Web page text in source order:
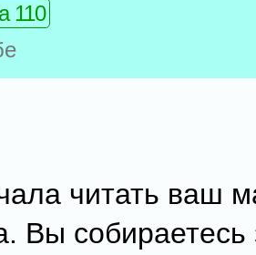
110
читать ваш
Вы собираетесь